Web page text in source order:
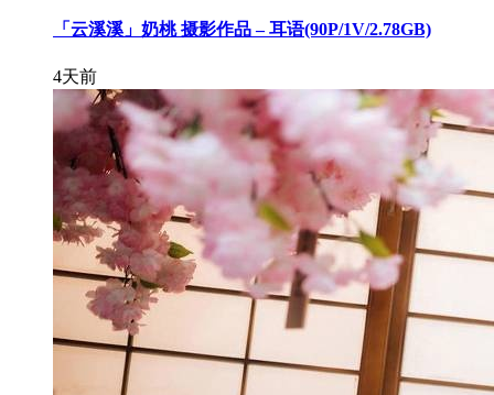
「云溪溪」奶桃 摄影作品 – 耳语(90P/1V/2.78GB)
4天前